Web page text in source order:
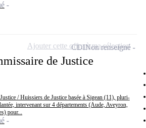
de Justice
/ Huissiers de Justice basée à Sigean (11), pluri-
intervenant sur 4 départements (Aude, Aveyron,
pour...
CDINon renseigné
Ajouter cette offre à ma sélection